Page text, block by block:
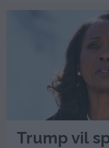
Trump vil